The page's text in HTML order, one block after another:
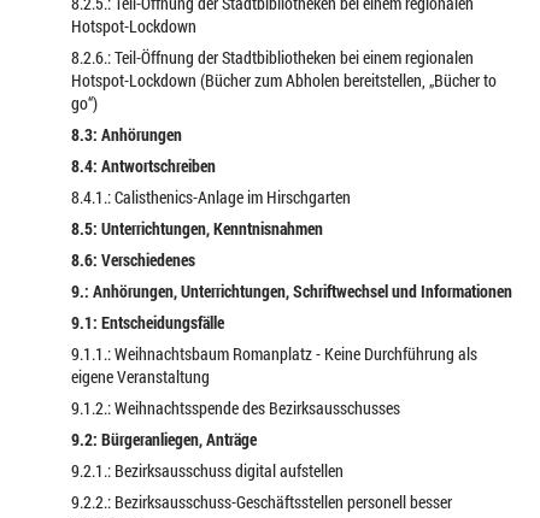
Hotspot-Lockdown
8.2.6.: Teil-Öffnung der Stadtbibliotheken bei einem regionalen
Hotspot-Lockdown (Bücher zum Abholen bereitstellen, „Bücher to
go“)
8.3: Anhörungen
8.4: Antwortschreiben
8.4.1.: Calisthenics-Anlage im Hirschgarten
8.5: Unterrichtungen, Kenntnisnahmen
8.6: Verschiedenes
9.: Anhörungen, Unterrichtungen, Schriftwechsel und Informationen
9.1: Entscheidungsfälle
9.1.1.: Weihnachtsbaum Romanplatz - Keine Durchführung als
eigene Veranstaltung
9.1.2.: Weihnachtsspende des Bezirksausschusses
9.2: Bürgeranliegen, Anträge
9.2.1.: Bezirksausschuss digital aufstellen
9.2.2.: Bezirksausschuss-Geschäftsstellen personell besser